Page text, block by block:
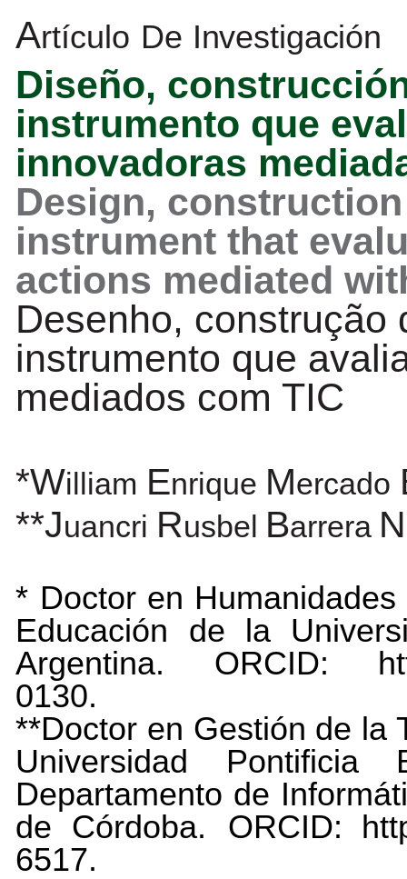
Artículo De Investigación
Diseño,
instrumento que
innovadoras
Design, construction
instrument that
actions mediated
Desenho, construção
instrumento que
mediados com TIC
*William Enrique Mercado
**Juancri Rusbel Barrera N
* Doctor en
Educación de la
Argentina. ORCID:
0130.
**Doctor en Gestión de la
Universidad
Departamento de
de Córdoba.
ORCID:
6517.